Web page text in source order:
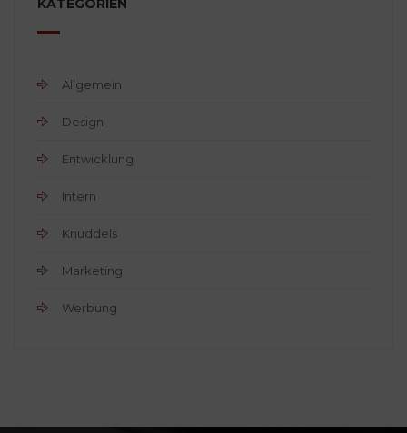
KATEGORIEN
Allgemein
Design
Entwicklung
Intern
Knuddels
Marketing
Werbung